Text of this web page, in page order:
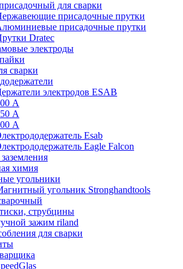
для сварки
присадочные прутки
присадочные прутки
Dratec
электроды
сварки
электродов ESAB
А
А
А
Esab
Eagle Falcon
химия
угольники
угольник Stronghandtools
струбцины
зажим riland
для сварки